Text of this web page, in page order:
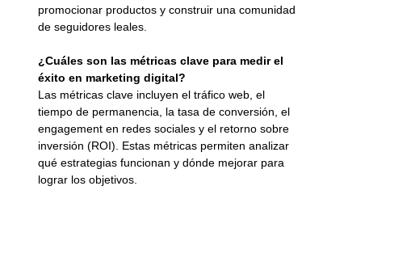
promocionar productos y construir una comunidad
de seguidores leales.
¿Cuáles son las métricas clave para medir el
éxito en marketing digital?
Las métricas clave incluyen el tráfico web, el
tiempo de permanencia, la tasa de conversión, el
engagement en redes sociales y el retorno sobre
inversión (ROI). Estas métricas permiten analizar
qué estrategias funcionan y dónde mejorar para
lograr los objetivos.